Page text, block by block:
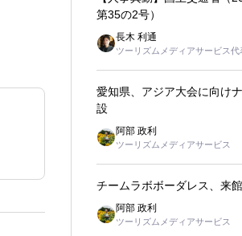
第35の2号）
長木 利通
ツーリズムメディアサービス代
愛知県、アジア大会に向け
設
阿部 政利
ツーリズムメディアサービス
チームラボボーダレス、来
阿部 政利
ツーリズムメディアサービス